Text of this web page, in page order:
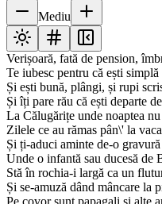
Mediu
Verișoară, fată de pension,
Te iubesc pentru că ești
Și ești bună, plângi, și rupi
Și îți pare rău că ești departe
La Călugărițe unde noaptea
Zilele ce au rămas pân\' la
Și ți-aduci aminte de-o
Unde o infantă sau ducesă de
Stă în rochia-i largă ca un
Și se-amuză dând mâncare la